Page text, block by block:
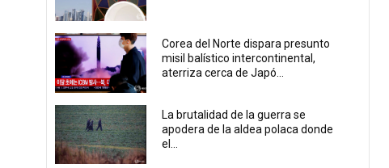
Corea del Norte dispara presunto
misil balístico intercontinental,
aterriza cerca de Japó...
La brutalidad de la guerra se
apodera de la aldea polaca donde
el...